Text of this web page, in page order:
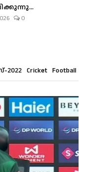
0
Cricket Football